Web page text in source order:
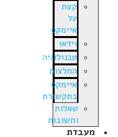
קצת
על
איימקס
וידאו
טכנולוגיה
המלצות
איימקס
בתקשורת
שאלות
ותשובות
מעבדת